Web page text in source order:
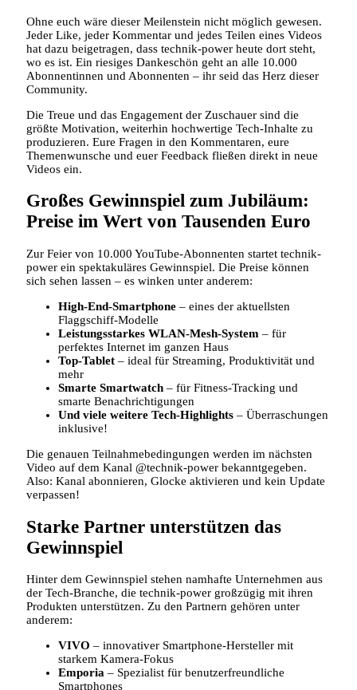
Ohne euch wäre dieser Meilenstein nicht möglich gewesen.
Jeder Like, jeder Kommentar und jedes Teilen eines Videos
hat dazu beigetragen, dass technik-power heute dort steht,
wo es ist. Ein riesiges Dankeschön geht an alle 10.000
Abonnentinnen und Abonnenten – ihr seid das Herz dieser
Community.
Die Treue und das Engagement der Zuschauer sind die
größte Motivation, weiterhin hochwertige Tech-Inhalte zu
produzieren. Eure Fragen in den Kommentaren, eure
Themenwunsche und euer Feedback fließen direkt in neue
Videos ein.
Großes Gewinnspiel zum Jubiläum:
Preise im Wert von Tausenden Euro
Zur Feier von 10.000 YouTube-Abonnenten startet technik-
power ein spektakuläres Gewinnspiel. Die Preise können
sich sehen lassen – es winken unter anderem:
High-End-Smartphone – eines der aktuellsten
Flaggschiff-Modelle
Leistungsstarkes WLAN-Mesh-System – für
perfektes Internet im ganzen Haus
Top-Tablet – ideal für Streaming, Produktivität und
mehr
Smarte Smartwatch – für Fitness-Tracking und
smarte Benachrichtigungen
Und viele weitere Tech-Highlights – Überraschungen
inklusive!
Die genauen Teilnahmebedingungen werden im nächsten
Video auf dem Kanal @technik-power bekanntgegeben.
Also: Kanal abonnieren, Glocke aktivieren und kein Update
verpassen!
Starke Partner unterstützen das
Gewinnspiel
Hinter dem Gewinnspiel stehen namhafte Unternehmen aus
der Tech-Branche, die technik-power großzügig mit ihren
Produkten unterstützen. Zu den Partnern gehören unter
anderem:
VIVO – innovativer Smartphone-Hersteller mit
starkem Kamera-Fokus
Emporia – Spezialist für benutzerfreundliche
Smartphones